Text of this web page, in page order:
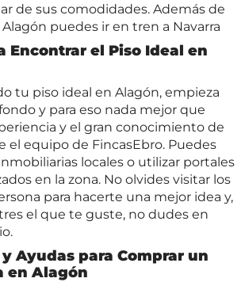
de sus comodidades. Además de
Alagón puedes ir en tren a Navarra
Encontrar el Piso Ideal en
tu piso ideal en Alagón, empieza
y para eso nada mejor que
y el gran conocimiento de
el equipo de FincasEbro. Puedes
locales o utilizar portales
en la zona. No olvides visitar los
para hacerte una mejor idea y,
el que te guste, no dudes en
Ayudas para Comprar un
en Alagón